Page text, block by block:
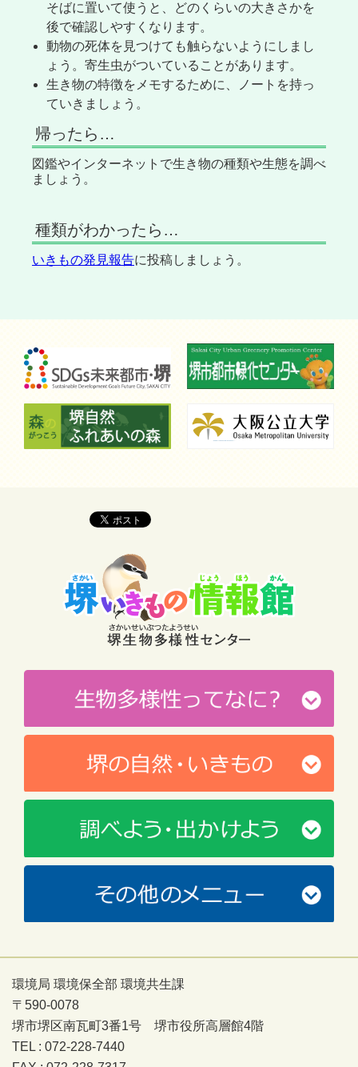
そばに置いて使うと、どのくらいの大きさかを
後で確認しやすくなります。
動物の死体を見つけても触らないようにしまし
ょう。寄生虫がついていることがあります。
生き物の特徴をメモするために、ノートを持っ
ていきましょう。
帰ったら…
図鑑やインターネットで生き物の種類や生態を調べ
ましょう。
種類がわかったら…
いきもの発見報告に投稿しましょう。
環境局 環境保全部 環境共生課
〒590-0078
堺市堺区南瓦町3番1号 堺市役所高層館4階
TEL : 072-228-7440